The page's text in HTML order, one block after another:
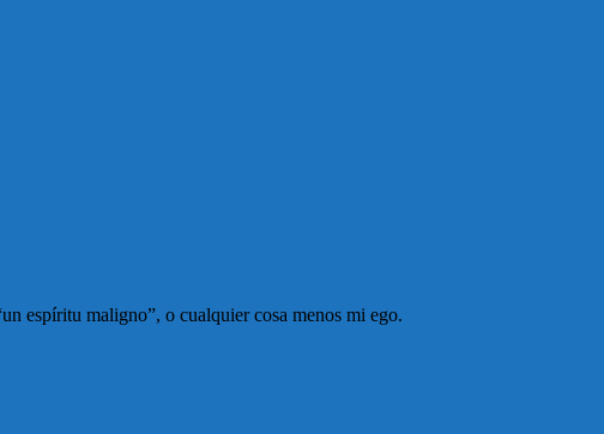
espíritu maligno”, o cualquier cosa menos mi ego.